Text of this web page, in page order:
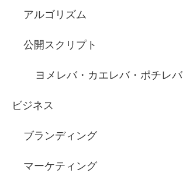
アルゴリズム
公開スクリプト
ヨメレバ・カエレバ・ポチレバ
ビジネス
ブランディング
マーケティング